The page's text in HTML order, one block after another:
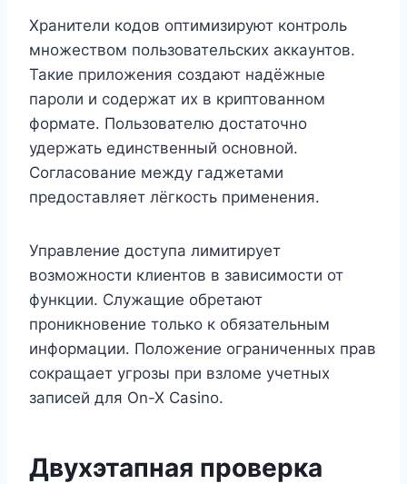
Хранители кодов оптимизируют контроль
множеством пользовательских аккаунтов.
Такие приложения создают надёжные
пароли и содержат их в криптованном
формате. Пользователю достаточно
удержать единственный основной.
Согласование между гаджетами
предоставляет лёгкость применения.
Управление доступа лимитирует
возможности клиентов в зависимости от
функции. Служащие обретают
проникновение только к обязательным
информации. Положение ограниченных прав
сокращает угрозы при взломе учетных
записей для On-X Casino.
Двухэтапная проверка